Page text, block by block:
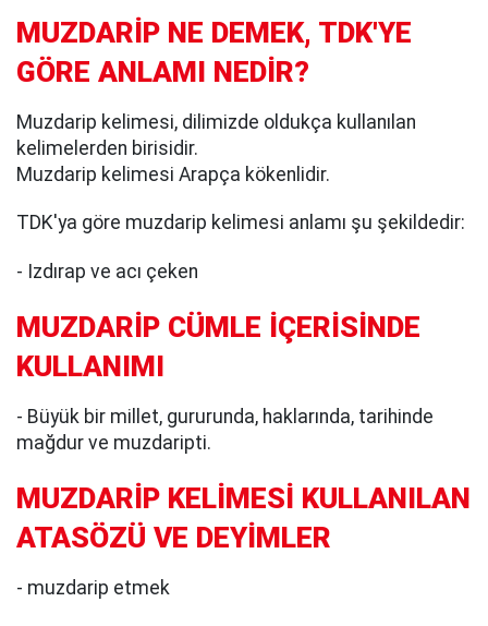
MUZDARİP NE DEMEK, TDK'YE
GÖRE ANLAMI NEDİR?
Muzdarip kelimesi, dilimizde oldukça kullanılan
kelimelerden birisidir.
Muzdarip kelimesi Arapça kökenlidir.
TDK'ya göre muzdarip kelimesi anlamı şu şekildedir:
- Izdırap ve acı çeken
MUZDARİP CÜMLE İÇERİSİNDE
KULLANIMI
- Büyük bir millet, gururunda, haklarında, tarihinde
mağdur ve muzdaripti.
MUZDARİP KELİMESİ KULLANILAN
ATASÖZÜ VE DEYİMLER
- muzdarip etmek